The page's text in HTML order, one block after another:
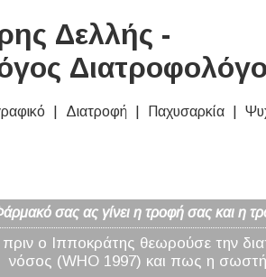
Δελλής -
Διατροφή Παχυσαρκία
σας ας γίνει η τροφή σας και η
πριν ο Ιπποκράτης θεωρούσε την
νόσος (WHO 1997) και πως η σωστή